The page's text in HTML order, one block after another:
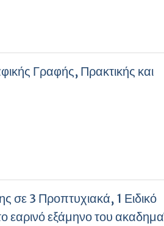
Γραφής, Πρακτικής και
σε 3 Προπτυχιακά, 1 Ειδικό
εξάμηνο του